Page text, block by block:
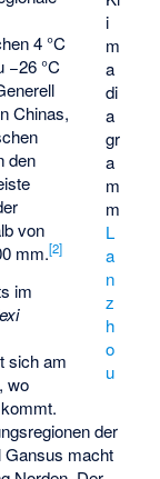
i
m
a
di
a
gr
a
m
m
L
a
n
z
h
o
u
4 °C
−26 °C
Chinas,
den
von
mm.[2]
im
sich am
, wo
der
Gansus macht